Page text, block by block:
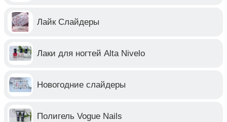
Лайк Слайдеры
Лаки для ногтей Alta Nivelo
Новогодние слайдеры
Полигель Vogue Nails